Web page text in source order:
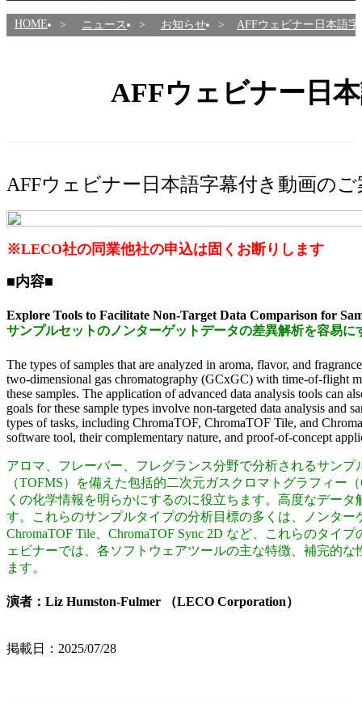
HOME ニュース お知らせ AFFウェビナー日本語
AFFウェビナー日
AFFウェビナー日本語字幕付き動画のご
※LECO社の同業他社の申込は固くお断りします
■内容■
Explore Tools to Facilitate Non-Target Data Comparison for
サンプルセットのノンターゲットデータの差異解析を容易に
The types of samples that are analyzed in aroma, flavor, and
two-dimensional gas chromatography (GCxGC) with time-of-flight
these samples. The application of advanced data analysis tools can
goals for these sample types involve non-targeted data analysis and
types of tasks, including ChromaTOF, ChromaTOF Tile, and
software tool, their complementary nature, and proof-of-concept
アロマ、フレーバー、フレグランス分野で分析されるサン
（TOFMS）を備えた包括的二次元ガスクロマトグラフィー
くの化学情報を明らかにするのに役立ちます。高度なデー
す。これらのサンプルタイプの分析目標の多くは、ノンタ
ChromaTOF Tile、ChromaTOF Sync 2D など、これらのタ
ェビナーでは、各ソフトウェアツールの主な特徴、補完的
ます。
演者：Liz Humston-Fulmer （LECO Corporation）
掲載日：2025/07/28